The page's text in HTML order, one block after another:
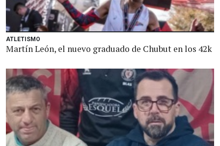
ATLETISMO
Martín León, el nuevo graduado de Chubut en los 42k